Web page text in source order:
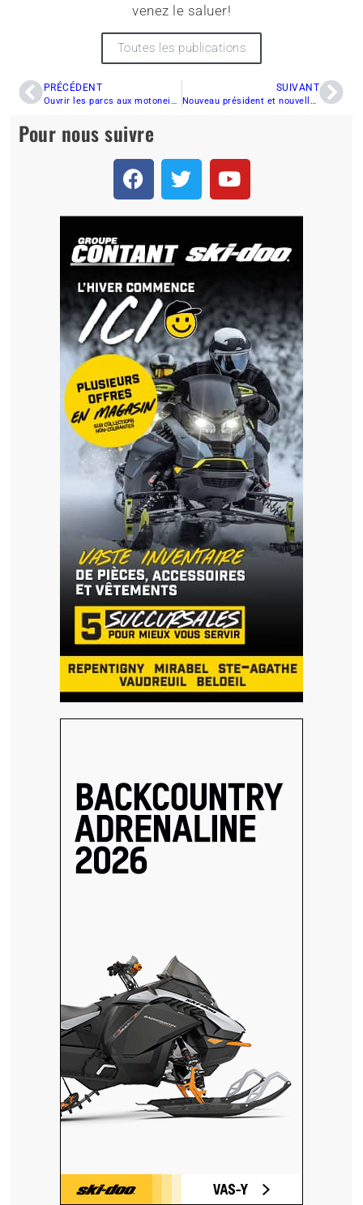
venez le saluer!
Toutes les publications
PRÉCÉDENT
Ouvrir les parcs aux motoneigistes?
SUIVANT
Nouveau président et nouvelle surfaceuse à l’Étang du moulin
Pour nous suivre